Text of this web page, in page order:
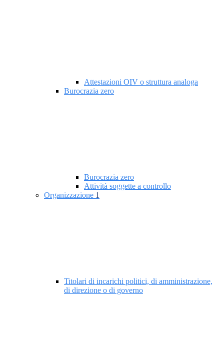
Attestazioni OIV o struttura analoga
Burocrazia zero
Burocrazia zero
Attività soggette a controllo
Organizzazione 1
Titolari di incarichi politici, di amministrazione,
di direzione o di governo